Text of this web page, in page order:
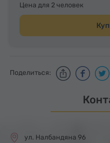
Цена для 2 человек
Поделиться:
ул. Налбандяна 96